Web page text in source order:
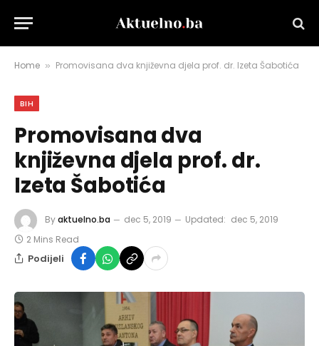
Home » Promovisana dva književna djela prof. dr. Izeta Šabotića
BIH
Promovisana dva
književna djela prof. dr.
Izeta Šabotića
Byaktuelno.ba dec 5, 2019 Updated: dec 5, 2019
2 Mins Read
Podijeli